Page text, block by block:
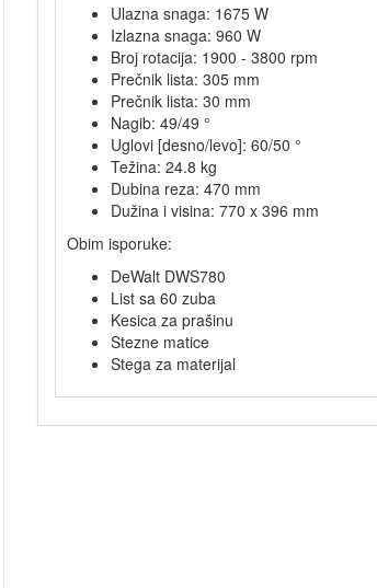
Ulazna snaga: 1675 W
Izlazna snaga: 960 W
Broj rotacija: 1900 - 3800 rpm
Prečnik lista: 305 mm
Prečnik lista: 30 mm
Nagib: 49/49 °
Uglovi [desno/levo]: 60/50 °
Težina: 24.8 kg
Dubina reza: 470 mm
Dužina i visina: 770 x 396 mm
Obim isporuke:
DeWalt DWS780
List sa 60 zuba
Kesica za prašinu
Stezne matice
Stega za materijal